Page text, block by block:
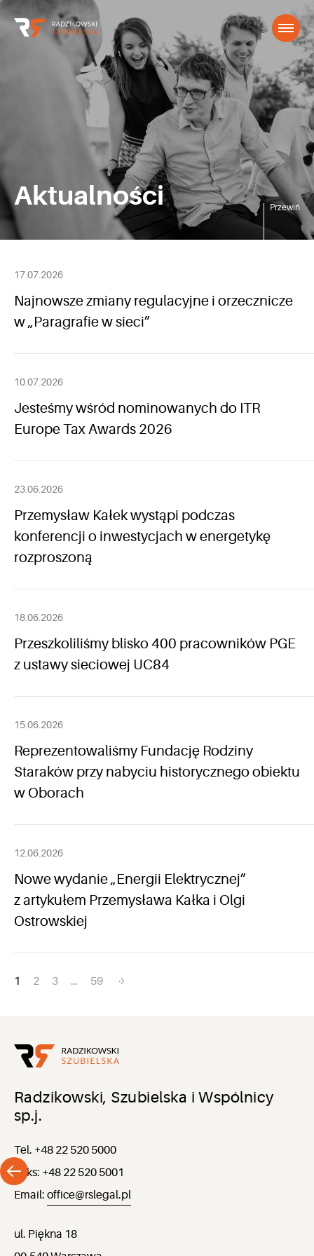
Aktualności Przewiń
17.07.2026
Najnowsze zmiany regulacyjne i orzecznicze
w „Paragrafie w sieci”
10.07.2026
Jesteśmy wśród nominowanych do ITR
Europe Tax Awards 2026
23.06.2026
Przemysław Kałek wystąpi podczas
konferencji o inwestycjach w energetykę
rozproszoną
18.06.2026
Przeszkoliliśmy blisko 400 pracowników PGE
z ustawy sieciowej UC84
15.06.2026
Reprezentowaliśmy Fundację Rodziny
Staraków przy nabyciu historycznego obiektu
w Oborach
12.06.2026
Nowe wydanie „Energii Elektrycznej”
z artykułem Przemysława Kałka i Olgi
Ostrowskiej
Nawigacja
1 2 3 … 59
Radzikowski, Szubielska i Wspólnicy
sp.j.
Tel. +48 22 520 5000
Faks: +48 22 520 5001
Email: office@rslegal.pl
ul. Piękna 18